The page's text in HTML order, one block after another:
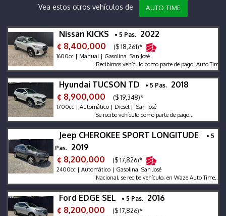
Vea estos otros vehículos de AUTO TIME
Nissan KICKS • 5 Pas. 2022
¢ 8,400,000
($ 18,261)*
1600cc | Manual | Gasolina San José
Recibimos vehículo como parte de pago. Auto Time en
Hyundai TUCSON TD • 5 Pas. 2018
¢ 8,900,000
($ 19,348)*
1700cc | Automático | Diesel | San José
Se recibe vehículo como parte de pago...
Jeep CHEROKEE SPORT LONGITUDE
• 5
Pas. 2019
¢ 8,200,000
($ 17,826)*
2400cc | Automático | Gasolina San José
Nacional, se recibe vehículo, en Waze Auto Time...
Ford EDGE SEL • 5 Pas. 2016
¢ 8,200,000
($ 17,826)*